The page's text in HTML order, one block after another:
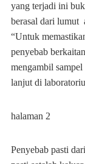
yang terjadi ini
berasal dari lumut
“Untuk
penyebab
mengambil
lanjut di
halaman 2
Penyebab pasti